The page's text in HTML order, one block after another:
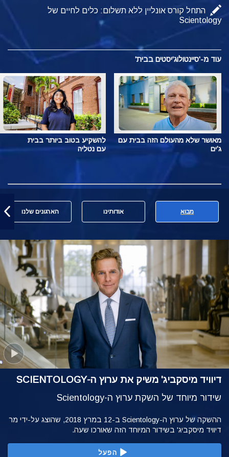
התחל קורס אונליין ללא תשלום: כלים לחיים של
Scientology
עוד מ-'סיינטולוג'יסטים בבית'
מאושר שלא מהעולם הזה בבית עם
ג'ים
להשקיע בטוב ביותר בבית
עם נטליה
מבוא אודותינו הארגונים שלנו
דיוויד מיסקביג' משיק את ערוץ ה-SCIENTOLOGY
שידור מיוחד של השקת ערוץ ה-Scientology
ההשקה של ערוץ ה-Scientology ב-12 במרץ 2018, שהוצג על-ידי מר
דיוויד מיסקביג' בשידור המיוחד הזה שאורכו שעה.
הפעל